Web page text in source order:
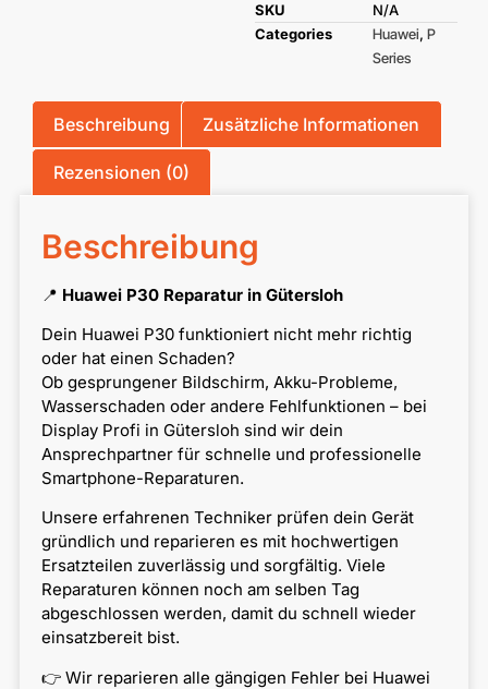
SKU
N/A
Categories
Huawei, P
Series
Beschreibung Zusätzliche Informationen
Rezensionen (0)
Beschreibung
📍 Huawei P30 Reparatur in Gütersloh
Dein Huawei P30 funktioniert nicht mehr richtig
oder hat einen Schaden?
Ob gesprungener Bildschirm, Akku-Probleme,
Wasserschaden oder andere Fehlfunktionen – bei
Display Profi in Gütersloh sind wir dein
Ansprechpartner für schnelle und professionelle
Smartphone-Reparaturen.
Unsere erfahrenen Techniker prüfen dein Gerät
gründlich und reparieren es mit hochwertigen
Ersatzteilen zuverlässig und sorgfältig. Viele
Reparaturen können noch am selben Tag
abgeschlossen werden, damit du schnell wieder
einsatzbereit bist.
👉 Wir reparieren alle gängigen Fehler bei Huawei